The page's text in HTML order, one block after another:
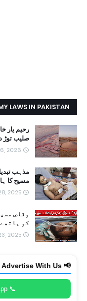
LAWS IN PAKISTAN
رحیم یار
صلیب توڑ
2026
مذہب
مسیح کا
2025
وقاص
کو
2025
📢 Advertise With Us
📞 WhatsApp پر رابطہ کریں